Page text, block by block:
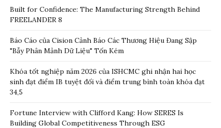
Built for Confidence: The Manufacturing Strength Behind
FREELANDER 8
Báo Cáo của Cision Cảnh Báo Các Thương Hiệu Đang Sập
"Bẫy Phân Mảnh Dữ Liệu" Tốn Kém
Khóa tốt nghiệp năm 2026 của ISHCMC ghi nhận hai học
sinh đạt điểm IB tuyệt đối và điểm trung bình toàn khóa đạt
34,5
Fortune Interview with Clifford Kang: How SERES Is
Building Global Competitiveness Through ESG